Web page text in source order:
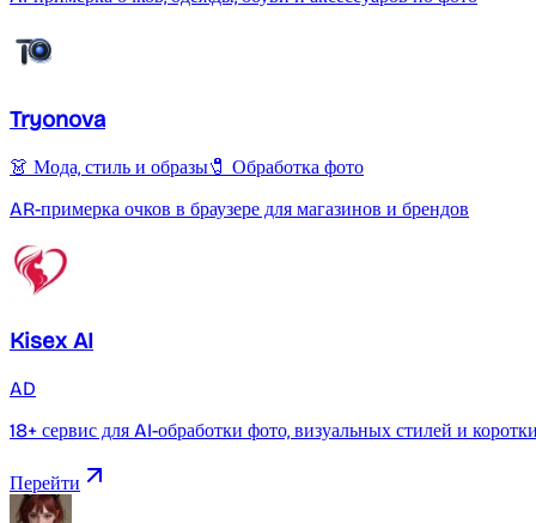
Tryonova
👗 Мода, стиль и образы🧷 Обработка фото
AR-примерка очков в браузере для магазинов и брендов
Kisex AI
AD
18+ сервис для AI-обработки фото, визуальных стилей и
Перейти